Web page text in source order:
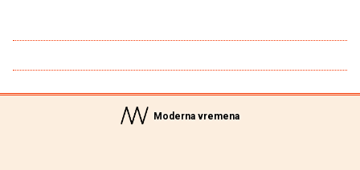
Moderna vremena